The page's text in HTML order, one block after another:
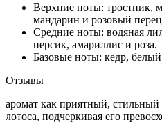
Верхние ноты: тростник,
мандарин и розовый
Средние ноты: водяная
персик, амариллис и роза.
Базовые ноты: кедр,
Отзывы
аромат как приятный,
лотоса, подчеркивая его